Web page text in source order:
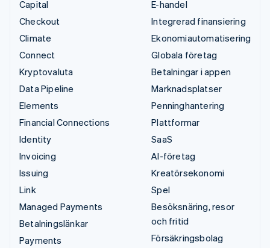
Capital
Checkout
Climate
Connect
Kryptovaluta
Data Pipeline
Elements
Financial Connections
Identity
Invoicing
Issuing
Link
Managed Payments
Betalningslänkar
Payments
E-handel
Integrerad finansiering
Ekonomiautomatisering
Globala företag
Betalningar i appen
Marknadsplatser
Penninghantering
Plattformar
SaaS
AI-företag
Kreatörsekonomi
Spel
Besöksnäring, resor
och fritid
Försäkringsbolag